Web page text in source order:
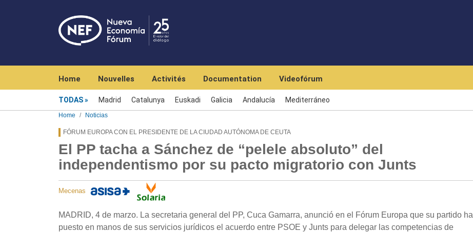
Home Nouvelles Activités Documentation Videofórum
TODAS Madrid Catalunya Euskadi Galicia Andalucía Mediterráneo
Home Noticias
FÓRUM EUROPA CON EL PRESIDENTE DE LA CIUDAD AUTÓNOMA DE CEUTA
El PP tacha a Sánchez de “pelele absoluto” del
independentismo por su pacto migratorio con Junts
Mecenas
MADRID, 4 de marzo. La secretaria general del PP, Cuca Gamarra, anunció en el Fórum Europa que su partido ha
puesto en manos de sus servicios jurídicos el acuerdo entre PSOE y Junts para delegar las competencias de